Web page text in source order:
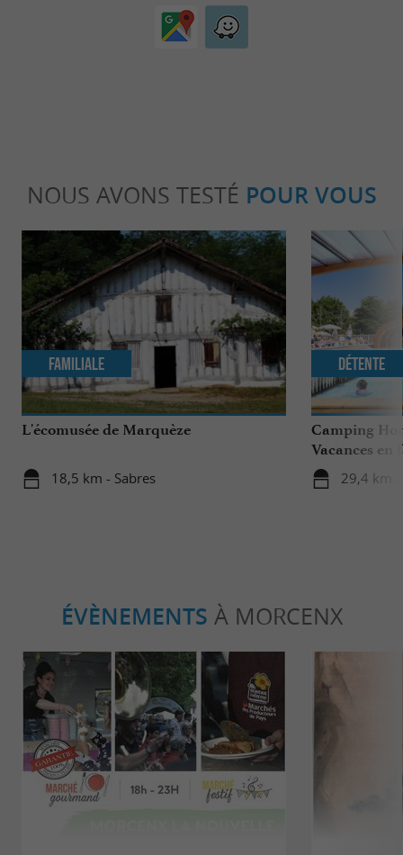
NOUS AVONS TESTÉ POUR VOUS
L'écomusée de Marquèze
18,5 km - Sabres
Familiale
Camping
Vacances
29,4 km
Détente
ÉVÈNEMENTS À MORCENX